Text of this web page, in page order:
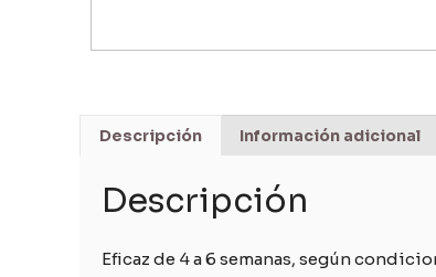
Descripción Información adicional
Descripción
Eficaz de 4 a 6 semanas, según